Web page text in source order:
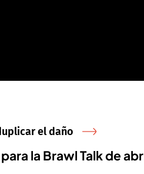
el daño
la Brawl Talk de